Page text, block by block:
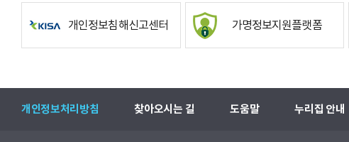
개인정보침해신고센터 가명정보지원플랫폼
개인정보처리방침 찾아오시는 길 도움말 누리집 안내